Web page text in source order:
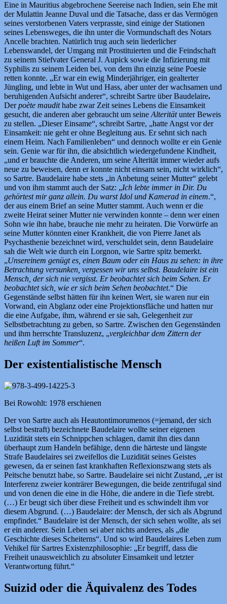
Eine in Mauritius abgebrochene Seereise nach Indien, sein Ehe mit
der Mulattin Jeanne Duval und die Tatsache, dass er das Vermögen
seines verstorbenen Vaters verprasste, sind einige der Stationen
seines Lebensweges, die ihn unter die Vormundschaft des Notars
Ancelle brachten. Natürlich trug auch sein liederlicher
Lebenswandel, der Umgang mit Prostituierten und die Feindschaft
zu seinem Stiefvater General J. Aupick sowie die Infizierung mit
Syphilis zu seinem Leiden bei, von dem ihn einzig seine Poesie
retten konnte. „Er war ein ewig Minderjähriger, ein gealterter
Jüngling, und lebte in Wut und Hass, aber unter der wachsamen und
beruhigenden Aufsicht anderer“, schreibt Sartre über Baudelaire.
Derpoète maudithabe zwar Zeit seines Lebens die Einsamkeit
gesucht, die anderen aber gebraucht um seine Alteritätunter Beweis
zu stellen. „Dieser Einsame“, schreibt Sartre, „hatte Angst vor der
Einsamkeit: nie geht er ohne Begleitung aus. Er sehnt sich nach
einem Heim. Nach Familienleben“ und dennoch wollte er ein Genie
sein. Genie war für ihn, die absichtlich wiedergefundene Kindheit,
„und er brauchte die Anderen, um seine Alterität immer wieder aufs
neue zu beweisen, denn er konnte nicht einsam sein, nicht wirklich“,
so Sartre. Baudelaire habe stets „in Anbetung seiner Mutter“ gelebt
und von ihm stammt auch der Satz: „Ich lebte immer in Dir. Du
gehörtest mir ganz allein. Du warst Idol und Kamerad in einem.“,
der aus einem Brief an seine Mutter stammt. Auch wenn er die
zweite Heirat seiner Mutter nie verwinden konnte – denn wer einen
Sohn wie ihn habe, brauche nie mehr zu heiraten. Die Vorwürfe an
seine Mutter könnten einer Krankheit, die von Pierre Janet als
Psychasthenie bezeichnet wird, verschuldet sein, denn Baudelaire
sah die Welt wie durch ein Lorgnon, wie Sartre spitz bemerkt.
„Unsereinem genügt es, einen Baum oder ein Haus zu sehen: in ihre
Betrachtung versunken, vergessen wir uns selbst. Baudelaire ist ein
Mensch, der sich nie vergisst. Er beobachtet sich beim Sehen. Er
beobachtet sich, wie er sich beim Sehen beobachtet.“ Die
Gegenstände selbst hätten für ihn keinen Wert, sie waren nur ein
Vorwand, ein Abglanz oder eine Projektionsfläche und hatten nur
die eine Aufgabe, ihm, während er sie sah, Gelegenheit zur
Selbstbetrachtung zu geben, so Sartre. Zwischen den Gegenständen
und ihm herrschte Transluzenz, „vergleichbar dem Zittern der
heißen Luft im Sommer“.
Der existentialistische Mensch
Bei Rowohlt: 1978 erschienen
Der von Sartre auch als Heautontimorumenos (=jemand, der sich
selbst bestraft) bezeichnete Baudelaire wollte seiner eigenen
Luzidität stets ein Schnippchen schlagen, damit ihn dies dann
überhaupt zum Handeln befähige, denn die härteste und längste
Strafe Baudelaires sei zweifellos die Luzidität seines Geistes
gewesen, da er seinen fast krankhaften Reflexionszwang stets als
Peitsche benutzt habe, so Sartre. Baudelaire sei nicht Zustand, „er ist
Interferenz zweier konträrer Bewegungen, die beide zentrifugal sind
und von denen die eine in die Höhe, die andere in die Tiefe strebt.
(…) Er beugt sich über diese Freiheit und es schwindelt ihm vor
diesem Abgrund. (…) Baudelaire: der Mensch, der sich als Abgrund
empfindet.“ Baudelaire ist der Mensch, der sich sehen wollte, als sei
er ein anderer. Sein Leben sei aber nichts anderes, als „die
Geschichte dieses Scheiterns“. Und so wird Baudelaires Leben zum
Vehikel für Sartres Existenzphilosophie: „Er begriff, dass die
Freiheit unausweichlich zu absoluter Einsamkeit und letzter
Verantwortung führt.“
Suizid oder die Äquivalenz des Todes